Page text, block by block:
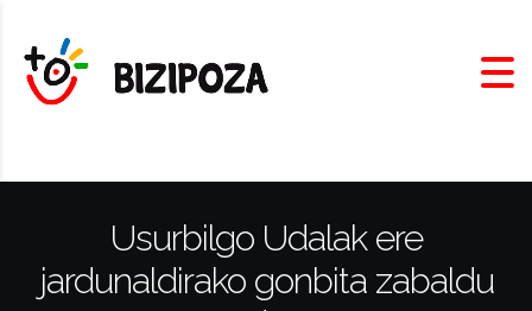
Usurbilgo Udalak ere
jardunaldirako gonbita zabaldu